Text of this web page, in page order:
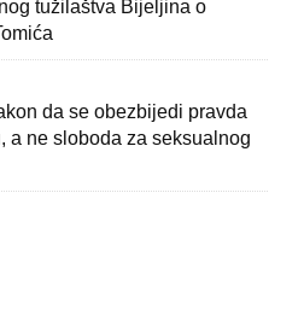
tužilaštva Bijeljina o
da se obezbijedi pravda
a ne sloboda za seksualnog